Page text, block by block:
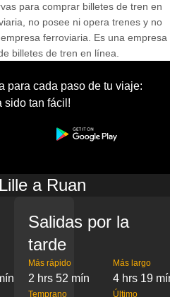
para comprar billetes de tren en
no posee ni opera trenes y no
ferroviaria. Es una empresa
billetes de tren en línea.
para cada paso de tu viaje:
sido tan fácil!
a Ruan
Salidas por la
tarde
Más rápido
2 hrs 52 mín
Más largo
4 hrs 19
Temprano Último